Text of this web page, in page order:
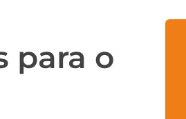
para o